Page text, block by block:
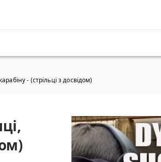
- (стрільці з досвідом)